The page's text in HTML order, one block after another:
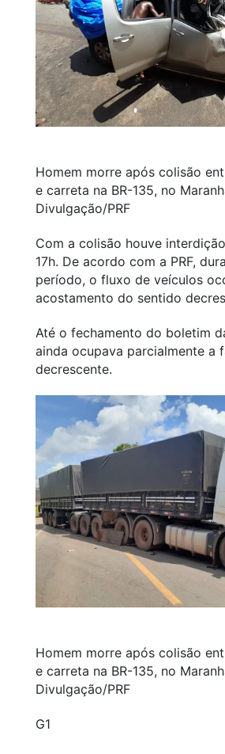
Homem morre após colisão
e carreta na BR-135, no
Divulgação/PRF
Com a colisão houve
17h. De acordo com a PRF,
período, o fluxo de veículos
acostamento do sentido
Até o fechamento do boletim
ainda ocupava parcialmente a
decrescente.
Homem morre após colisão
e carreta na BR-135, no
Divulgação/PRF
G1